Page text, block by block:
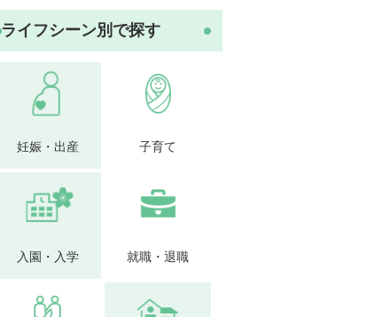
ライフシーン別で探す
妊娠・出産 子育て
入園・入学 就職・退職